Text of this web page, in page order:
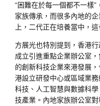
“困難在於每一個都不一樣
家族傳承，而很多內地的
上，二代正在培養當中，
方展光也特別提到，香港
成立引進重點企業辦公室
的創新科技企業來港發展
港設立研發中心或區域業
科技、人工智慧與數據科
技產業。內地家族辦公室